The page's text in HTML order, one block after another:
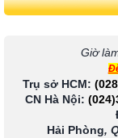
Giờ
Trụ sở HCM:
CN Hà Nội:
Hải Phòng,